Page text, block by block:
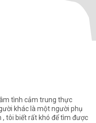
tình cảm trung thực
khác là một người phụ
tôi biết rất khó để tìm được